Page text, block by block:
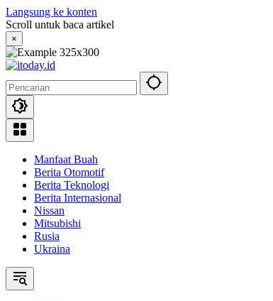
Langsung ke konten
Scroll untuk baca artikel
×
Manfaat Buah
Berita Otomotif
Berita Teknologi
Berita Internasional
Nissan
Mitsubishi
Rusia
Ukraina